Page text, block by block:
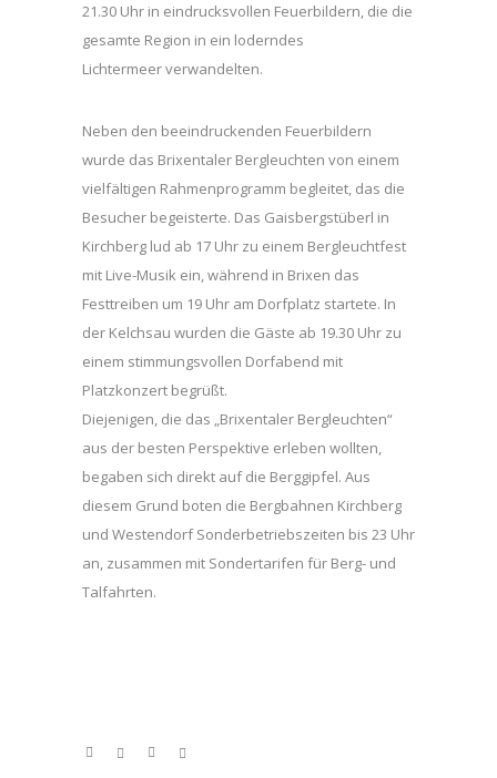
21.30 Uhr in eindrucksvollen Feuerbildern, die die
gesamte Region in ein loderndes
Lichtermeer verwandelten.
Neben den beeindruckenden Feuerbildern
wurde das Brixentaler Bergleuchten von einem
vielfältigen Rahmenprogramm begleitet, das die
Besucher begeisterte. Das Gaisbergstüberl in
Kirchberg lud ab 17 Uhr zu einem Bergleuchtfest
mit Live-Musik ein, während in Brixen das
Festtreiben um 19 Uhr am Dorfplatz startete. In
der Kelchsau wurden die Gäste ab 19.30 Uhr zu
einem stimmungsvollen Dorfabend mit
Platzkonzert begrüßt.
Diejenigen, die das „Brixentaler Bergleuchten“
aus der besten Perspektive erleben wollten,
begaben sich direkt auf die Berggipfel. Aus
diesem Grund boten die Bergbahnen Kirchberg
und Westendorf Sonderbetriebszeiten bis 23 Uhr
an, zusammen mit Sondertarifen für Berg- und
Talfahrten.